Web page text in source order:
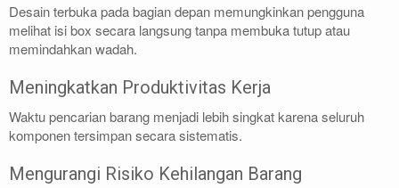
Desain terbuka pada bagian depan memungkinkan pengguna
melihat isi box secara langsung tanpa membuka tutup atau
memindahkan wadah.
Meningkatkan Produktivitas Kerja
Waktu pencarian barang menjadi lebih singkat karena seluruh
komponen tersimpan secara sistematis.
Mengurangi Risiko Kehilangan Barang